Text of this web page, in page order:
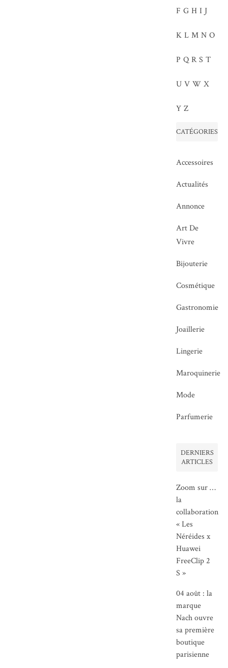
F G H I J
K L M N O
P Q R S T
U V W X
Y Z
CATÉGORIES
Accessoires
Actualités
Annonce
Art De
Vivre
Bijouterie
Cosmétique
Gastronomie
Joaillerie
Lingerie
Maroquinerie
Mode
Parfumerie
DERNIERS
ARTICLES
Zoom sur …
la
collaboration
« Les
Néréides x
Huawei
FreeClip 2
S »
04 août : la
marque
Nach ouvre
sa première
boutique
parisienne